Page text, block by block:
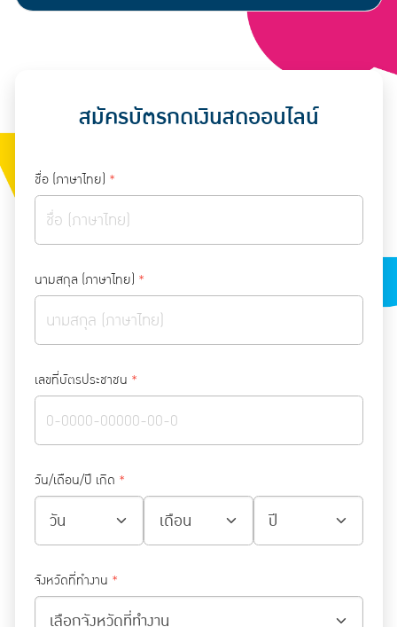
สมัครบัตรกดเงินสดออนไลน์
ชื่อ (ภาษาไทย) *
นามสกุล (ภาษาไทย) *
เลขที่บัตรประชาชน *
วัน/เดือน/ปี เกิด *
จังหวัดที่ทำงาน *